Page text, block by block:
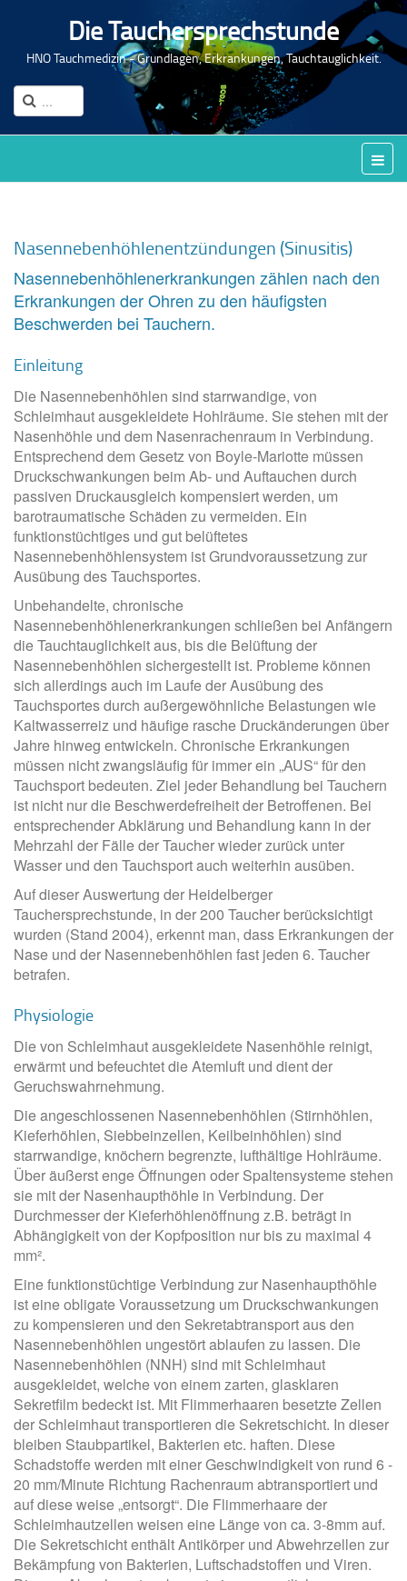
Die Tauchersprechstunde
HNO Tauchmedizin - Grundlagen, Erkrankungen, Tauchtauglichkeit.
Nasennebenhöhlenentzündungen (Sinusitis)
Nasennebenhöhlenerkrankungen zählen nach den
Erkrankungen der Ohren zu den häufigsten
Beschwerden bei Tauchern.
Einleitung
Die Nasennebenhöhlen sind starrwandige, von
Schleimhaut ausgekleidete Hohlräume. Sie stehen mit der
Nasenhöhle und dem Nasenrachenraum in Verbindung.
Entsprechend dem Gesetz von Boyle-Mariotte müssen
Druckschwankungen beim Ab- und Auftauchen durch
passiven Druckausgleich kompensiert werden, um
barotraumatische Schäden zu vermeiden. Ein
funktionstüchtiges und gut belüftetes
Nasennebenhöhlensystem ist Grundvoraussetzung zur
Ausübung des Tauchsportes.
Unbehandelte, chronische
Nasennebenhöhlenerkrankungen schließen bei Anfängern
die Tauchtauglichkeit aus, bis die Belüftung der
Nasennebenhöhlen sichergestellt ist. Probleme können
sich allerdings auch im Laufe der Ausübung des
Tauchsportes durch außergewöhnliche Belastungen wie
Kaltwasserreiz und häufige rasche Druckänderungen über
Jahre hinweg entwickeln. Chronische Erkrankungen
müssen nicht zwangsläufig für immer ein „AUS“ für den
Tauchsport bedeuten. Ziel jeder Behandlung bei Tauchern
ist nicht nur die Beschwerdefreiheit der Betroffenen. Bei
entsprechender Abklärung und Behandlung kann in der
Mehrzahl der Fälle der Taucher wieder zurück unter
Wasser und den Tauchsport auch weiterhin ausüben.
Auf dieser Auswertung der Heidelberger
Tauchersprechstunde, in der 200 Taucher berücksichtigt
wurden (Stand 2004), erkennt man, dass Erkrankungen der
Nase und der Nasennebenhöhlen fast jeden 6. Taucher
betrafen.
Physiologie
Die von Schleimhaut ausgekleidete Nasenhöhle reinigt,
erwärmt und befeuchtet die Atemluft und dient der
Geruchswahrnehmung.
Die angeschlossenen Nasennebenhöhlen (Stirnhöhlen,
Kieferhöhlen, Siebbeinzellen, Keilbeinhöhlen) sind
starrwandige, knöchern begrenzte, lufthältige Hohlräume.
Über äußerst enge Öffnungen oder Spaltensysteme stehen
sie mit der Nasenhaupthöhle in Verbindung. Der
Durchmesser der Kieferhöhlenöffnung z.B. beträgt in
Abhängigkeit von der Kopfposition nur bis zu maximal 4
mm².
Eine funktionstüchtige Verbindung zur Nasenhaupthöhle
ist eine obligate Voraussetzung um Druckschwankungen
zu kompensieren und den Sekretabtransport aus den
Nasennebenhöhlen ungestört ablaufen zu lassen. Die
Nasennebenhöhlen (NNH) sind mit Schleimhaut
ausgekleidet, welche von einem zarten, glasklaren
Sekretfilm bedeckt ist. Mit Flimmerhaaren besetzte Zellen
der Schleimhaut transportieren die Sekretschicht. In dieser
bleiben Staubpartikel, Bakterien etc. haften. Diese
Schadstoffe werden mit einer Geschwindigkeit von rund 6 -
20 mm/Minute Richtung Rachenraum abtransportiert und
auf diese weise „entsorgt“. Die Flimmerhaare der
Schleimhautzellen weisen eine Länge von ca. 3-8mm auf.
Die Sekretschicht enthält Antikörper und Abwehrzellen zur
Bekämpfung von Bakterien, Luftschadstoffen und Viren.